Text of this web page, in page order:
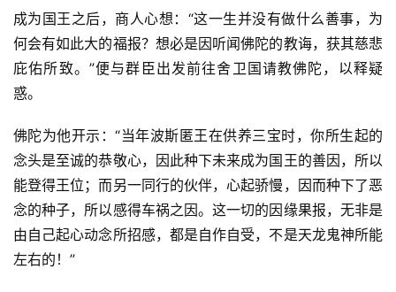
资
八
点
僧
音
高
成为国王之后，商人心想：“这一生并没有做什么善事，为
何会有如此大的福报？想必是因听闻佛陀的教诲，获其慈悲
庇佑所致。”便与群臣出发前往舍卫国请教佛陀，以释疑
惑。
佛陀为他开示：“当年波斯匿王在供养三宝时，你所生起的
念头是至诚的恭敬心，因此种下未来成为国王的善因，所以
能登得王位；而另一同行的伙伴，心起骄慢，因而种下了恶
念的种子，所以感得车祸之因。这一切的因缘果报，无非是
由自己起心动念所招感，都是自作自受，不是天龙鬼神所能
左右的！”